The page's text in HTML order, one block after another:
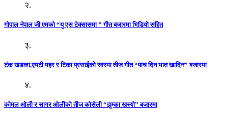
२.
गोपाल नेपाल जी एमको “यु एस टेक्सासमा ” गीत बजारमा भिडियो सहित
३.
टंक खडका,एमटी महर र टिका प्रसाईको स्वरमा तीज गीत “पाच दिन भात खादिन” बजारमा
४.
कोमल ओली र सागर ओलीको तीज कोसेली “झुम्का खस्यो” बजारमा